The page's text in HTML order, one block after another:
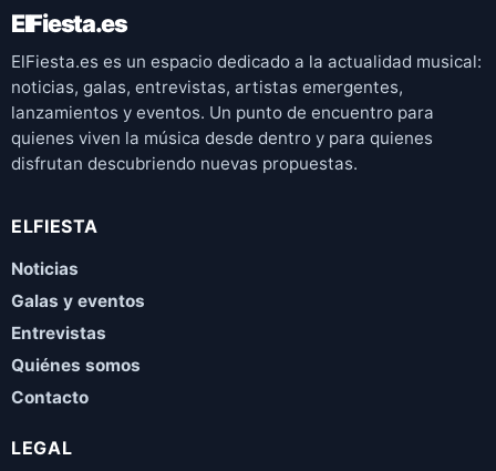
ElFiesta.es
ElFiesta.es es un espacio dedicado a la actualidad musical:
noticias, galas, entrevistas, artistas emergentes,
lanzamientos y eventos. Un punto de encuentro para
quienes viven la música desde dentro y para quienes
disfrutan descubriendo nuevas propuestas.
ELFIESTA
Noticias
Galas y eventos
Entrevistas
Quiénes somos
Contacto
LEGAL